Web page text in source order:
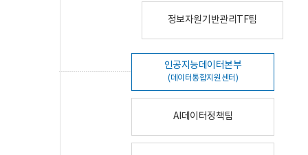
정보자원기반관리TF팀
인공지능데이터본부
(데이터통합지원센터)
AI데이터정책팀